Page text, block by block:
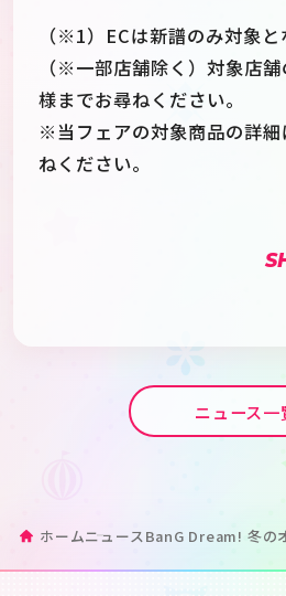
（※1）ECは新譜のみ対象と
（※一部店舗除く）対象店
様までお尋ねください。
※当フェアの対象商品の詳
ねください。
ニュース一
ホームニュース BanG Dream! 冬の